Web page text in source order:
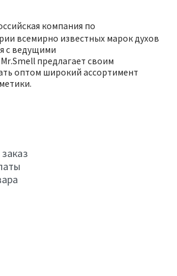
компания по
всемирно известных марок духов
с ведущими
предлагает своим
оптом широкий ассортимент